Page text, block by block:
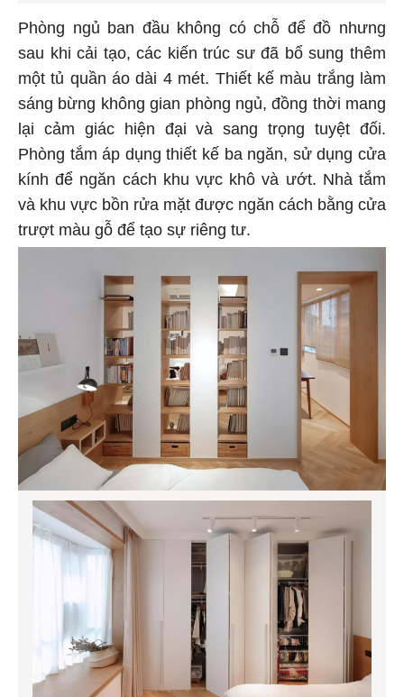
Phòng ngủ ban đầu không có chỗ để đồ nhưng
sau khi cải tạo, các kiến trúc sư đã bổ sung thêm
một tủ quần áo dài 4 mét. Thiết kế màu trắng làm
sáng bừng không gian phòng ngủ, đồng thời mang
lại cảm giác hiện đại và sang trọng tuyệt đối.
Phòng tắm áp dụng thiết kế ba ngăn, sử dụng cửa
kính để ngăn cách khu vực khô và ướt. Nhà tắm
và khu vực bồn rửa mặt được ngăn cách bằng cửa
trượt màu gỗ để tạo sự riêng tư.